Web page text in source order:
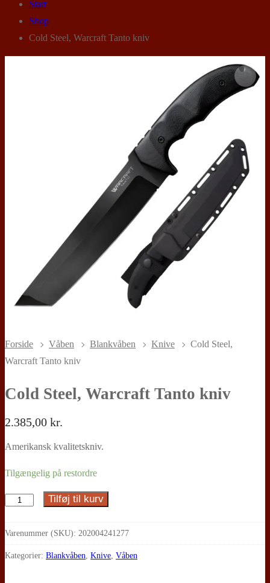
Start
Shop
Cold Steel, Warcraft Tanto kniv
Forside Våben Blankvåben Knive
Cold Steel,
Warcraft Tanto kniv
Cold Steel, Warcraft Tanto kniv
2.385,00 kr.
Amerikansk kvalitetskniv.
Tilgængelig på restordre
Cold
Warcraft
Tanto
Tilføj til kurv
Varenummer (SKU): 202004241277
Kategorier: Blankvåben, Knive, Våben